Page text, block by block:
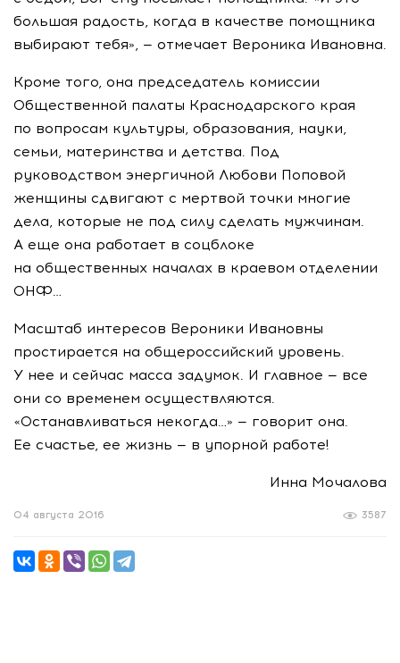
большая радость, когда в качестве помощника
выбирают тебя», — отмечает Вероника Ивановна.
Кроме того, она председатель комиссии
Общественной палаты Краснодарского края
по вопросам культуры, образования, науки,
семьи, материнства и детства. Под
руководством энергичной Любови Поповой
женщины сдвигают с мертвой точки многие
дела, которые не под силу сделать мужчинам.
А еще она работает в соцблоке
на общественных началах в краевом отделении
ОНФ…
Масштаб интересов Вероники Ивановны
простирается на общероссийский уровень.
У нее и сейчас масса задумок. И главное — все
они со временем осуществляются.
«Останавливаться некогда…» — говорит она.
Ее счастье, ее жизнь — в упорной работе!
Инна Мочалова
3587
04 августа 2016